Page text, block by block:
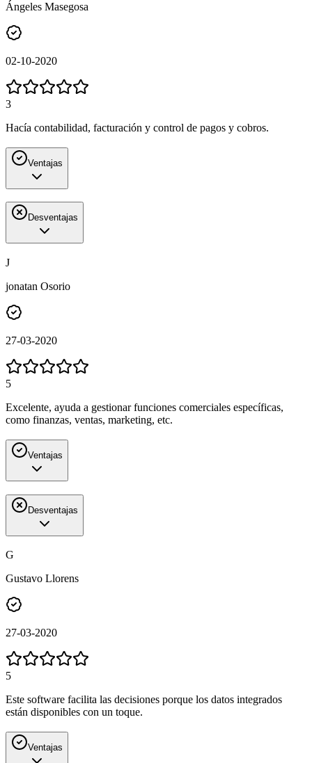
Ángeles Masegosa
02-10-2020
3
Hacía contabilidad, facturación y control de pagos y cobros.
Ventajas
Desventajas
J
jonatan Osorio
27-03-2020
5
Excelente, ayuda a gestionar funciones comerciales específicas,
como finanzas, ventas, marketing, etc.
Ventajas
Desventajas
G
Gustavo Llorens
27-03-2020
5
Este software facilita las decisiones porque los datos integrados
están disponibles con un toque.
Ventajas